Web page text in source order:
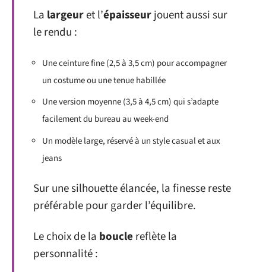
La largeuret l’épaisseurjouent aussi sur
le rendu :
Une ceinture fine (2,5 à 3,5 cm) pour accompagner
un costume ou une tenue habillée
Une version moyenne (3,5 à 4,5 cm) qui s’adapte
facilement du bureau au week-end
Un modèle large, réservé à un style casual et aux
jeans
Sur une silhouette élancée, la finesse reste
préférable pour garder l’équilibre.
Le choix de la boucle reflète la
personnalité :